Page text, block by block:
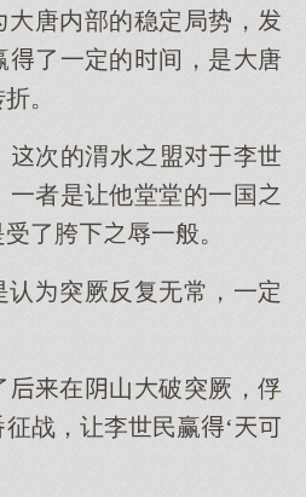
唐内部的稳定局势，
了一定的间，是唐
。
次的渭水盟李世
者是让他堂堂的一国
受了胯辱一般。
突厥反复无常，一定
在山破突厥，俘
战，让李世民赢‘